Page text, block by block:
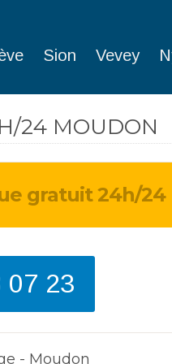
Sion Vevey
24 MOUDON
gratuit 24h/24
07 23
- Moudon
weekend.
d'entrée.